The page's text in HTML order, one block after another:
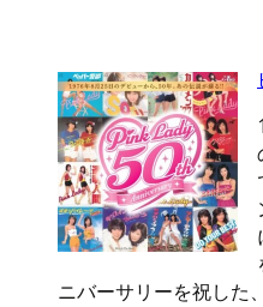
ニバーサリーを祝した